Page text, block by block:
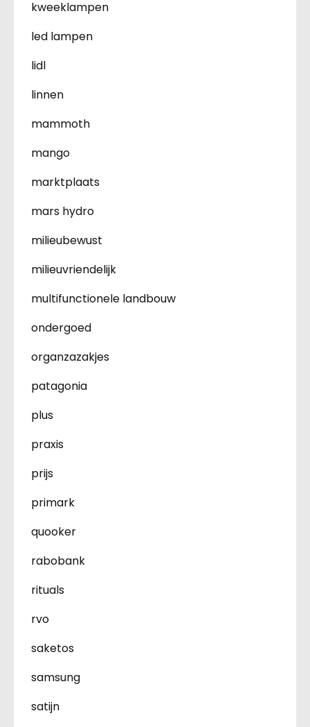
kweeklampen
led lampen
lidl
linnen
mammoth
mango
marktplaats
mars hydro
milieubewust
milieuvriendelijk
multifunctionele landbouw
ondergoed
organzazakjes
patagonia
plus
praxis
prijs
primark
quooker
rabobank
rituals
rvo
saketos
samsung
satijn